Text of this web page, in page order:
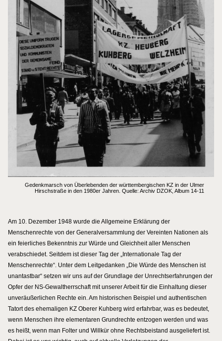
Gedenkmarsch von Überlebenden der württembergischen KZ in der Ulmer
Hirschstraße in den 1980er Jahren. Quelle: Archiv DZOK, Album 14-11
Am 10. Dezember 1948 wurde die Allgemeine Erklärung der
Menschenrechte von der Generalversammlung der Vereinten Nationen als
ein feierliches Bekenntnis zur Würde und Gleichheit aller Menschen
verabschiedet. Seitdem ist dieser Tag der „Internationale Tag der
Menschenrechte“. Unter dem Leitgedanken „Die Würde des Menschen ist
unantastbar“ setzen wir uns auf der Grundlage der Unrechtserfahrungen der
Opfer der NS-Gewaltherrschaft mit unserer Arbeit für die Einhaltung dieser
unveräußerlichen Rechte ein. Am historischen Beispiel und authentischen
Tatort des ehemaligen KZ Oberer Kuhberg wird erfahrbar, was es bedeutet,
wenn Menschen ihre elementaren Grundrechte entzogen werden und was
es heißt, wenn man Folter und Willkür ohne Rechtsbeistand ausgeliefert ist.